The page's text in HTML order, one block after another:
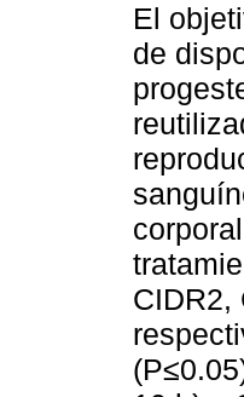
El
de
CIDR2,